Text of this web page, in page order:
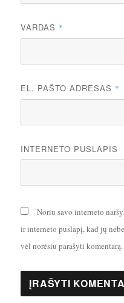
VARDAS *
EL. PAŠTO ADRESAS *
INTERNETO PUSLAPIS
Noriu savo interneto
ir interneto puslapį, kad jų
vėl norėsiu parašyti komentarą.